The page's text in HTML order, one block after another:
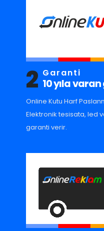
2 Garanti
10 yıla
Online Kutu Harf
Elektronik tesisata, led
garanti verir.